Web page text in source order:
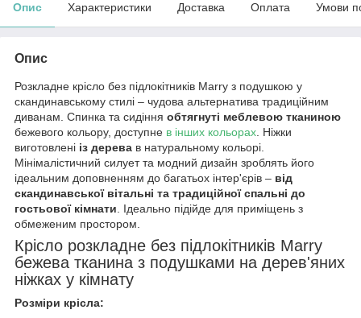
Опис Характеристики Доставка Оплата Умови
Опис
Розкладне крісло без підлокітників Marry з подушкою у
скандинавському стилі – чудова альтернатива традиційним
диванам. Спинка та сидіння обтягнуті меблевою тканиною
бежевого кольору, доступне в інших кольорах. Ніжки
виготовлені із дерева в натуральному кольорі.
Мінімалістичний силует та модний дизайн зроблять його
ідеальним доповненням до багатьох інтер'єрів – від
скандинавської вітальні та традиційної спальні до
гостьової кімнати. Ідеально підійде для приміщень з
обмеженим простором.
Крісло розкладне без підлокітників Marry
бежева тканина з подушками на дерев'яних
ніжках у кімнату
Розміри крісла: